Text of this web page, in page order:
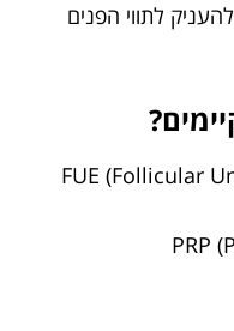
לתווי הפנים